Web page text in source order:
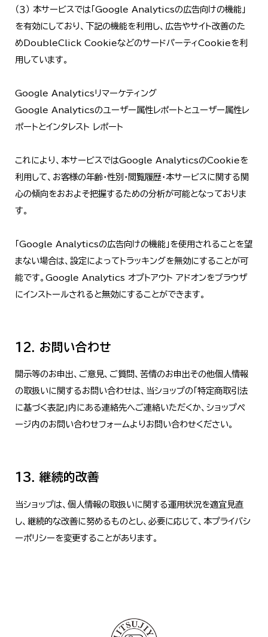
（３） 本サービスでは「Google Analyticsの広告向けの機能」
を有効にしており、下記の機能を利用し、広告やサイト改善のた
めDoubleClick CookieなどのサードパーティCookieを利
用しています。
Google Analyticsリマーケティング
Google Analyticsのユーザー属性レポートとユーザー属性レ
ポートとインタレスト レポート
これにより、本サービスではGoogle AnalyticsのCookieを
利用して、お客様の年齢・性別・閲覧履歴・本サービスに関する関
心の傾向をおおよそ把握するための分析が可能となっておりま
す。
「Google Analyticsの広告向けの機能」を使用されることを望
まない場合は、設定によってトラッキングを無効にすることが可
能です。Google Analytics オプトアウト アドオンをブラウザ
にインストールされると無効にすることができます。
12. お問い合わせ
開示等のお申出、ご意見、ご質問、苦情のお申出その他個人情報
の取扱いに関するお問い合わせは、当ショップの「特定商取引法
に基づく表記」内にある連絡先へご連絡いただくか、ショップペ
ージ内のお問い合わせフォームよりお問い合わせください。
13. 継続的改善
当ショップは、個人情報の取扱いに関する運用状況を適宜見直
し、継続的な改善に努めるものとし、必要に応じて、本プライバシ
ーポリシーを変更することがあります。